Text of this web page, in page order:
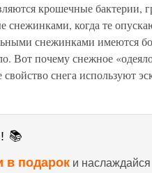
крошечные бактерии,
снежинками, когда те
снежинками имеются
Вот почему снежное
снега используют
📚
в подарок и наслаждайся